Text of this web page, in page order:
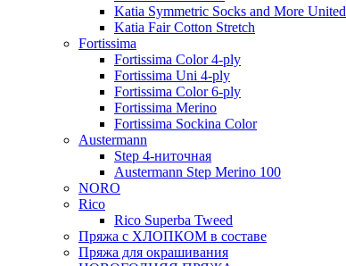
Katia Symmetric Socks and More United
Katia Fair Cotton Stretch
Fortissima
Fortissima Color 4-ply
Fortissima Uni 4-ply
Fortissima Color 6-ply
Fortissima Merino
Fortissima Sockina Color
Austermann
Step 4-ниточная
Austermann Step Merino 100
NORO
Rico
Rico Superba Tweed
Пряжа с ХЛОПКОМ в составе
Пряжа для окрашивания